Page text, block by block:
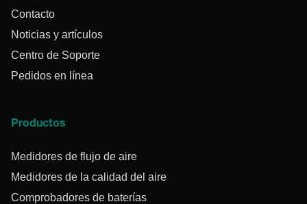
Contacto
Noticias y artículos
Centro de Soporte
Pedidos en línea
Productos
Medidores de flujo de aire
Medidores de la calidad del aire
Comprobadores de baterías